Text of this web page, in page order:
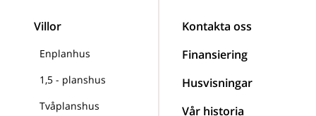
Villor
Enplanhus
1,5 - planshus
Tvåplanshus
Kontakta oss
Finansiering
Husvisningar
Vår historia